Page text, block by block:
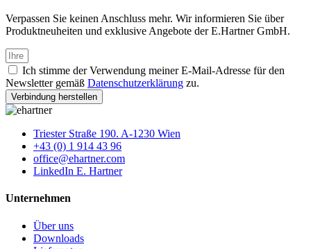
Verpassen Sie keinen Anschluss mehr. Wir informieren Sie über
Produktneuheiten und exklusive Angebote der E.Hartner GmbH.
Ich stimme der Verwendung meiner E-Mail-Adresse für den
Newsletter gemäß Datenschutzerklärung zu.
Verbindung herstellen
Triester Straße 190. A-1230 Wien
+43 (0) 1 914 43 96
office@ehartner.com
LinkedIn E. Hartner
Unternehmen
Über uns
Downloads